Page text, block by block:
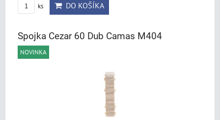
ks DO KOŠÍKA
Spojka Cezar 60 Dub Camas M404
NOVINKA